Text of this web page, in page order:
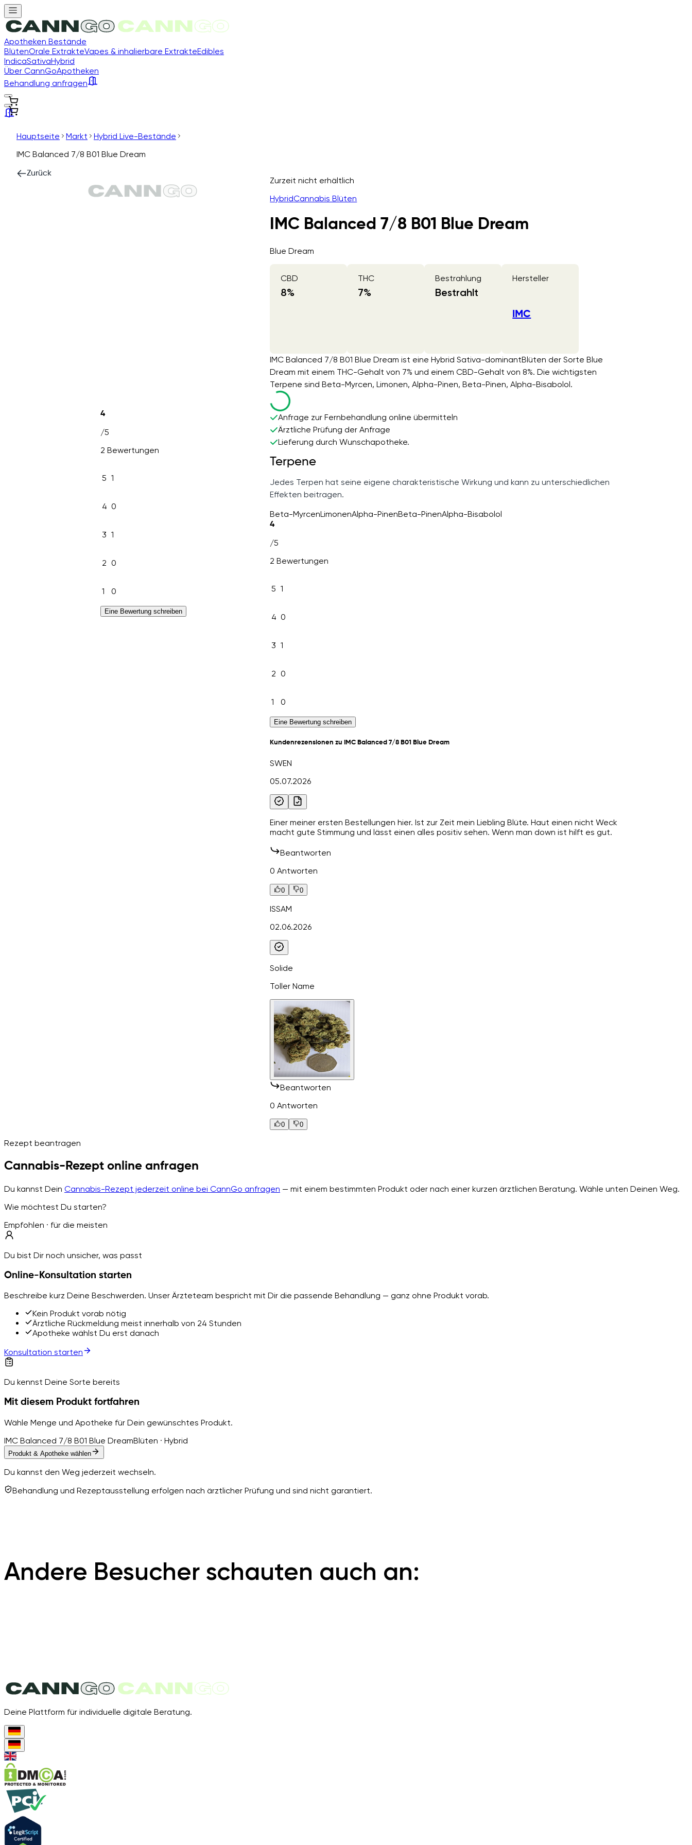
Apotheken Bestände
BlütenOrale ExtrakteVapes & inhalierbare ExtrakteEdibles
IndicaSativaHybrid
Über CannGoApotheken
Behandlung anfragen
Hauptseite Markt
Hybrid Live-Bestände
IMC Balanced 7/8 B01 Blue Dream
Zurück
4
/5
2 Bewertungen
5 1
4 0
3 1
2 0
1 0
Eine Bewertung schreiben
Zurzeit nicht erhältlich
HybridCannabis Blüten
IMC Balanced 7/8 B01 Blue Dream
Blue Dream
CBD
8%
THC
7%
Bestrahlung
Bestrahlt
Hersteller
IMC
IMC Balanced 7/8 B01 Blue Dream ist eine Hybrid Sativa-dominantBlüten der Sorte Blue
Dream mit einem THC-Gehalt von 7% und einem CBD-Gehalt von 8%. Die wichtigsten
Terpene sind Beta-Myrcen, Limonen, Alpha-Pinen, Beta-Pinen, Alpha-Bisabolol.
Anfrage zur Fernbehandlung online übermitteln
Ärztliche Prüfung der Anfrage
Lieferung durch Wunschapotheke.
Terpene
Jedes Terpen hat seine eigene charakteristische Wirkung und kann zu unterschiedlichen
Effekten beitragen.
Beta-MyrcenLimonenAlpha-PinenBeta-PinenAlpha-Bisabolol
4
/5
2 Bewertungen
5 1
4 0
3 1
2 0
1 0
Eine Bewertung schreiben
Kundenrezensionen zu IMC Balanced 7/8 B01 Blue Dream
SWEN
05.07.2026
Einer meiner ersten Bestellungen hier. Ist zur Zeit mein Liebling Blüte. Haut einen nicht Weck
macht gute Stimmung und lässt einen alles positiv sehen. Wenn man down ist hilft es gut.
Beantworten
0 Antworten
0 0
ISSAM
02.06.2026
Solide
Toller Name
Beantworten
0 Antworten
0 0
Rezept beantragen
Cannabis-Rezept online anfragen
Du kannst Dein Cannabis-Rezept jederzeit online bei CannGo anfragen — mit einem bestimmten Produkt oder nach einer kurzen ärztlichen Beratung. Wähle unten Deinen Weg.
Wie möchtest Du starten?
Empfohlen · für die meisten
Du bist Dir noch unsicher, was passt
Online-Konsultation starten
Beschreibe kurz Deine Beschwerden. Unser Ärzteteam bespricht mit Dir die passende Behandlung — ganz ohne Produkt vorab.
Kein Produkt vorab nötig
Ärztliche Rückmeldung meist innerhalb von 24 Stunden
Apotheke wählst Du erst danach
Konsultation starten
Du kennst Deine Sorte bereits
Mit diesem Produkt fortfahren
Wähle Menge und Apotheke für Dein gewünschtes Produkt.
IMC Balanced 7/8 B01 Blue DreamBlüten · Hybrid
Produkt & Apotheke wählen
Du kannst den Weg jederzeit wechseln.
Behandlung und Rezeptausstellung erfolgen nach ärztlicher Prüfung und sind nicht garantiert.
Andere Besucher schauten auch an:
Deine Plattform für individuelle digitale Beratung.